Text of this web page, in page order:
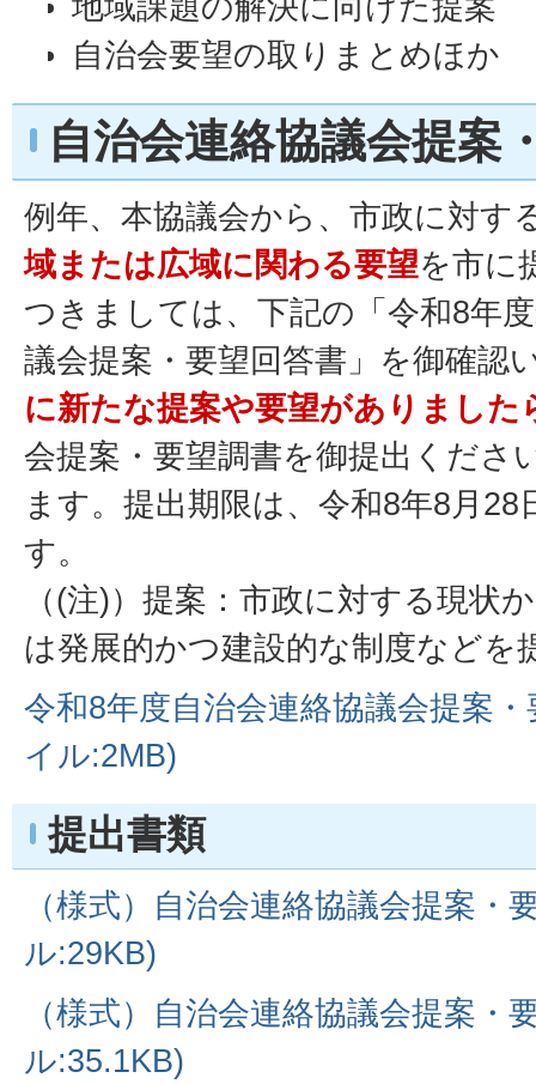
自治会要望の取りまとめほか
自治会連絡協議会提案
例年、本協議会から、市政に対す
域または広域に関わる要望を市に
つきましては、下記の「令和8年
議会提案・要望回答書」を御確認
に新たな提案や要望がありました
会提案・要望調書を御提出くださ
ます。提出期限は、令和8年8月28
す。
（(注)）提案：市政に対する現状
は発展的かつ建設的な制度などを
令和8年度自治会連絡協議会提案
イル:2MB)
提出書類
（様式）自治会連絡協議会提案・
ル:29KB)
（様式）自治会連絡協議会提案・
ル:35.1KB)